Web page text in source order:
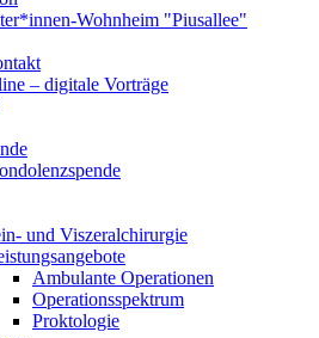
Wohnheim "Piusallee"
– digitale Vorträge
und Viszeralchirurgie
Ambulante Operationen
Operationsspektrum
Proktologie